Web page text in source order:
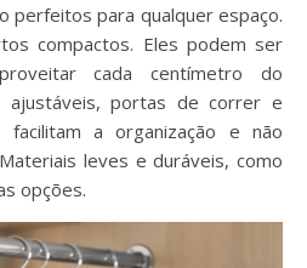
perfeitos para qualquer espaço.
compactos. Eles podem ser
cada centímetro do
ajustáveis, portas de correr e
facilitam a organização e não
leves e duráveis, como
opções.